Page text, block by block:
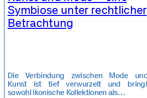
Symbiose unter rechtlicher
Betrachtung
Die Verbindung zwischen Mode
Kunst ist tief verwurzelt und
sowohl ikonische Kollektionen als…